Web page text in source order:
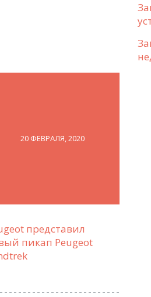
20 ФЕВРАЛЯ, 2020
представил
пикап Peugeot